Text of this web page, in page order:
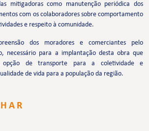
mitigadoras como manutenção periódica dos
com os colaboradores sobre comportamento
e respeito à comunidade.
dos moradores e comerciantes pelo
necessário para a implantação desta obra que
opção de transporte para a coletividade e
de vida para a população da região.